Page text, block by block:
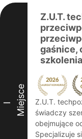
I Miejsce
Z.U.T.
gaśnice,
szkolenia
Z.U.T.
świadczy
obejmujące
Specjalizuje